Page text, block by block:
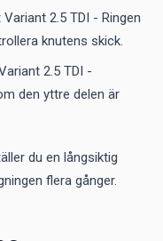
2.5 TDI - Ringen
knutens skick.
2.5 TDI -
den yttre delen är
du en långsiktig
flera gånger.